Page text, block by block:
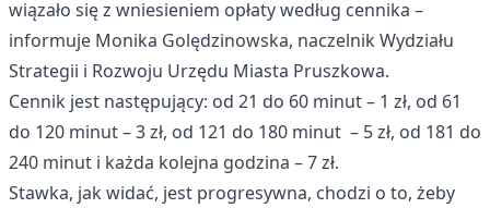
wiązało się z wniesieniem opłaty według cennika –
informuje Monika Golędzinowska, naczelnik Wydziału
Strategii i Rozwoju Urzędu Miasta Pruszkowa.
Cennik jest następujący: od 21 do 60 minut – 1 zł, od 61
do 120 minut – 3 zł, od 121 do 180 minut – 5 zł, od 181 do
240 minut i każda kolejna godzina – 7 zł.
Stawka, jak widać, jest progresywna, chodzi o to, żeby